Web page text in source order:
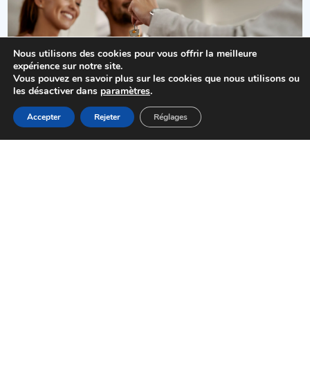
MENU
Accueil Actualités
Accéder à la propriété
Nous utilisons des cookies pour vous offrir la meilleure
expérience sur notre site.
Vous pouvez en savoir plus sur les cookies que nous utilisons ou
les désactiver dans paramètres.
Accepter Rejeter Réglages